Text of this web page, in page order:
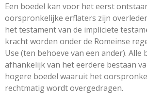
Een boedel kan voor het eerst
oorspronkelijke erflaters zijn
het testament van de impliciete
kracht worden onder de Romeinse
Use (ten behoeve van een ander). Alle
afhankelijk van het eerdere bestaan
hogere boedel waaruit het
rechtmatig wordt overgedragen.